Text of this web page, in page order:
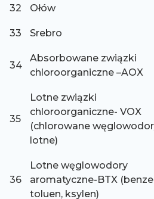
32 Ołów
33 Srebro
34
Absorbowane związki
chloroorganiczne –AOX
35
Lotne związki
chloroorganiczne- VOX
(chlorowane
lotne)
36
Lotne węglowodory
aromatyczne-BTX
toluen, ksylen)